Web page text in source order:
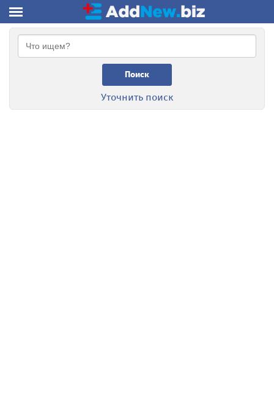
Поиск
Уточнить поиск